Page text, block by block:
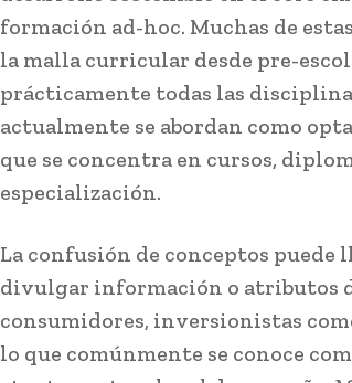
formación ad-hoc. Muchas de
la malla curricular desde pre-
prácticamente todas las
actualmente se abordan como
que se concentra en cursos,
especialización.
La confusión de conceptos puede
divulgar información o atributos
consumidores, inversionistas
lo que comúnmente se conoce